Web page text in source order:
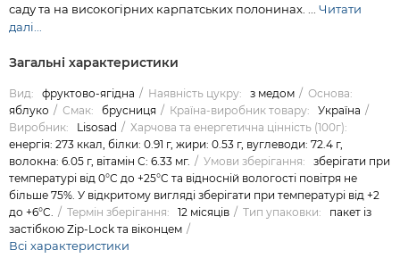
саду та на високогірних карпатських полонинах. ... Читати
далі...
Загальні характеристики
Вид: фруктово-ягідна Наявність цукру: з медом
Основа:
яблуко
Смак: брусниця Країна-виробник товару:
Україна
Виробник:
Lisosad
Харчова та енергетична цінність (100г):
енергія: 273 ккал, білки: 0.91 г, жири: 0.53 г, вуглеводи: 72.4 г,
волокна: 6.05 г, вітамін С: 6.33 мг.
Умови зберігання:
зберігати при
температурі від 0°C до +25°C та відносній вологості повітря не
більше 75%. У відкритому вигляді зберігати при температурі від +2
до +6°C.
Термін зберігання: 12 місяців Тип упаковки:
пакет із
застібкою Zip-Lock та віконцем
Всі характеристики